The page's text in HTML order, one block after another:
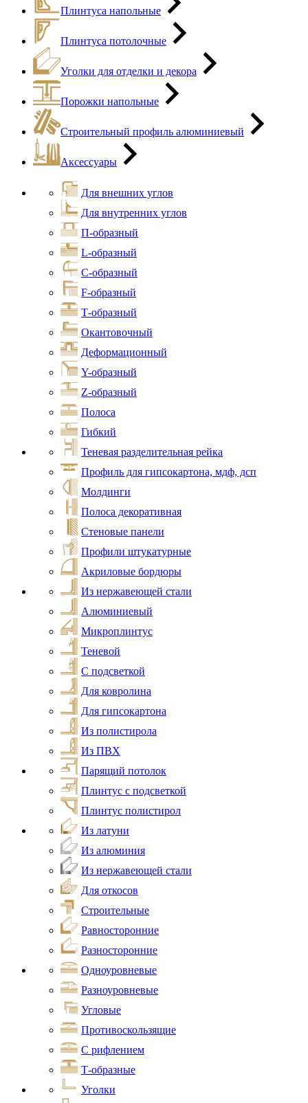
Плинтуса напольные
Плинтуса потолочные
Уголки для отделки и декора
Порожки напольные
Строительный профиль алюминиевый
Аксессуары
Для внешних углов
Для внутренних углов
П-образный
L-образный
С-образный
F-образный
Т-образный
Окантовочный
Деформационный
Y-образный
Z-образный
Полоса
Гибкий
Теневая разделительная рейка
Профиль для гипсокартона, мдф, дсп
Молдинги
Полоса декоративная
Стеновые панели
Профили штукатурные
Акриловые бордюры
Из нержавеющей стали
Алюминиевый
Микроплинтус
Теневой
С подсветкой
Для ковролина
Для гипсокартона
Из полистирола
Из ПВХ
Парящий потолок
Плинтус с подсветкой
Плинтус полистирол
Из латуни
Из алюминия
Из нержавеющей стали
Для откосов
Строительные
Равносторонние
Разносторонние
Одноуровневые
Разноуровневые
Угловые
Противоскользящие
С рифлением
Т-образные
Уголки